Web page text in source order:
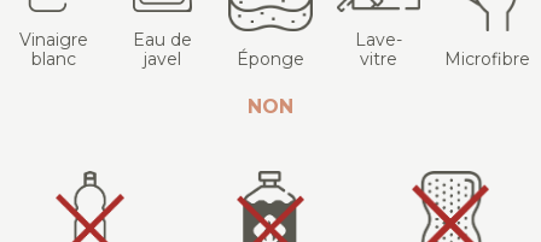
Vinaigre
blanc
Eau de
javel
Éponge
Lave-
vitre
Microfibre
NON